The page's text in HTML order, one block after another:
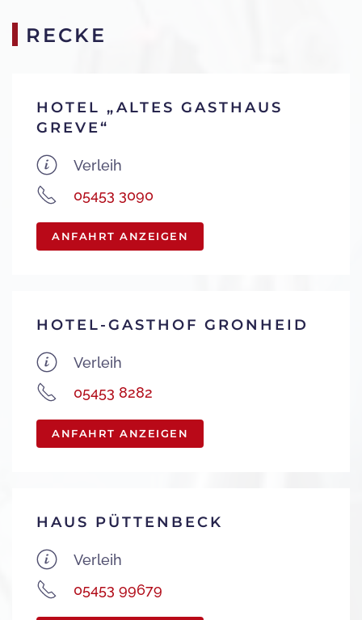
RECKE
HOTEL „ALTES GASTHAUS
GREVE“
Verleih
05453 3090
ANFAHRT ANZEIGEN
HOTEL-GASTHOF GRONHEID
Verleih
05453 8282
ANFAHRT ANZEIGEN
HAUS PÜTTENBECK
Verleih
05453 99679